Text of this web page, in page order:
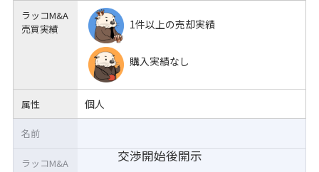
ラッコM&A
売買実績
1件以上の売却実績
購入実績なし
属性 個人
交渉開始後開示
名前
ラッコM&A